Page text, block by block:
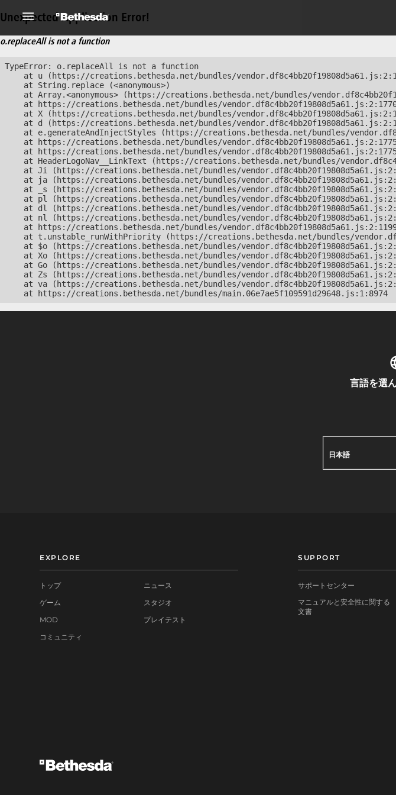
Unexpected Application Error!
o.replaceAll is not a function
TypeError: o.replaceAll is not a function
at u (https://creations.bethesda.net/bundles/
    at String.replace (<anonymous>)
at Array.<anonymous> (https://creations.bethesda.net/bundles/
at https://creations.bethesda.net/bundles/
at X (https://creations.bethesda.net/bundles/
at d (https://creations.bethesda.net/bundles/
at e.generateAndInjectStyles (https://creations.bethesda.net/bundles/
at https://creations.bethesda.net/bundles/
at https://creations.bethesda.net/bundles/
at HeaderLogoNav__LinkText (https://creations.bethesda.net/bundles/
at Ji (https://creations.bethesda.net/bundles/
at ja (https://creations.bethesda.net/bundles/
at _s (https://creations.bethesda.net/bundles/
at pl (https://creations.bethesda.net/bundles/
at dl (https://creations.bethesda.net/bundles/
at nl (https://creations.bethesda.net/bundles/
at https://creations.bethesda.net/bundles/
at t.unstable_runWithPriority (https://creations.bethesda.net/bundles/
at $o (https://creations.bethesda.net/bundles/
at Xo (https://creations.bethesda.net/bundles/
at Go (https://creations.bethesda.net/bundles/
at Zs (https://creations.bethesda.net/bundles/
at va (https://creations.bethesda.net/bundles/
    at https://creations.bethesda.net/bundles/main.06e7ae5f109591d29648.js:1:8974
言語を選
日本語
EXPLORE
トップ
ゲーム
MOD
コミュニティ
ニュース
スタジオ
プレイテスト
SUPPORT
サポートセンター
マニュアルと安全性に関する
文書